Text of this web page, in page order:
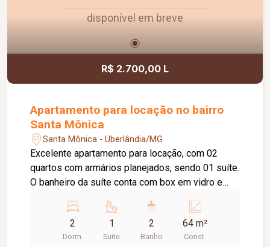
disponível em breve
R$ 2.700,00 L
Apartamento para locação no bairro
Santa Mônica
Santa Mônica - Uberlândia/MG
Excelente apartamento para locação, com 02
quartos com armários planejados, sendo 01 suíte.
O banheiro da suíte conta com box em vidro e
bem iluminada, sacada com churrasqueira,
cozinha com armários planejados e cooktop, área
de serviço com armário e 01 banheiro social com
2
Dorm.
1
Suite
2
Banho
64 m²
Const.